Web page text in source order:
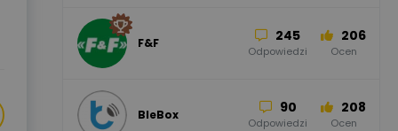
F&F 245
Odpowiedzi
206
Ocen
BleBox 90
Odpowiedzi
208
Ocen